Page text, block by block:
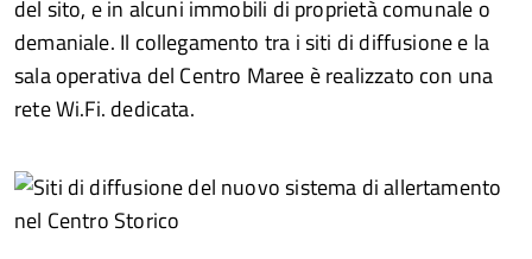
del sito, e in alcuni immobili di proprietà comunale o
demaniale. Il collegamento tra i siti di diffusione e la
sala operativa del Centro Maree è realizzato con una
rete Wi.Fi. dedicata.